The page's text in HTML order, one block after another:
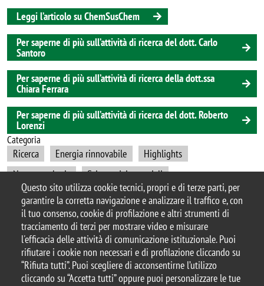
Questo sito utilizza cookie tecnici, propri e di terze parti, per
garantire la corretta navigazione e analizzare il traffico e, con
il tuo consenso, cookie di profilazione e altri strumenti di
tracciamento di terzi per mostrare video e misurare
l'efficacia delle attività di comunicazione istituzionale. Puoi
rifiutare i cookie non necessari e di profilazione cliccando su
“Rifiuta tutti”. Puoi scegliere di acconsentirne l’utilizzo
cliccando su “Accetta tutti” oppure puoi personalizzare le tue
Leggi l’articolo su ChemSusChem
Per saperne di più sull’attività di ricerca del dott. Carlo
Santoro
Per saperne di più sull’attività di ricerca della dott.ssa
Chiara Ferrara
Per saperne di più sull’attività di ricerca del dott. Roberto
Lorenzi
Categoria
Ricerca Energia rinnovabile
Highlights
Nanotecnologia
Scienza dei materiali
© 2025 Università degli Studi di Milano-Bicocca
Piazza dell'Ateneo Nuovo, 1 - 20126, Milano
Casella PEC:ateneo.bicocca@pec.unimib.it
P.I. 12621570154 |